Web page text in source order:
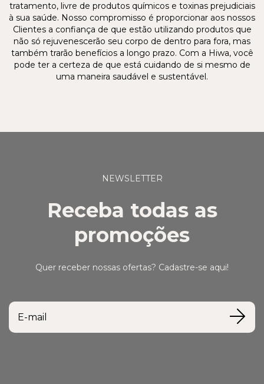
tratamento, livre de produtos químicos e toxinas prejudiciais
à sua saúde. Nosso compromisso é proporcionar aos nossos
Clientes a confiança de que estão utilizando produtos que
não só rejuvenescerão seu corpo de dentro para fora, mas
também trarão benefícios a longo prazo. Com a Hiwa, você
pode ter a certeza de que está cuidando de si mesmo de
uma maneira saudável e sustentável.
NEWSLETTER
Receba todas as
promoções
Quer receber nossas ofertas? Cadastre-se aqui!